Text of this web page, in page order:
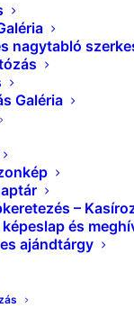
nagytabló
Galéria
–
és
ajándtárgy